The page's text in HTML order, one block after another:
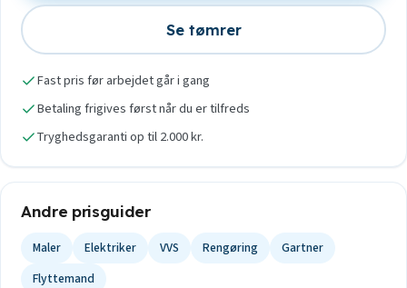
Se tømrer
Fast pris før arbejdet går i gang
Betaling frigives først når du er tilfreds
Tryghedsgaranti op til 2.000 kr.
Andre prisguider
Maler Elektriker VVS Rengøring
Gartner
Flyttemand